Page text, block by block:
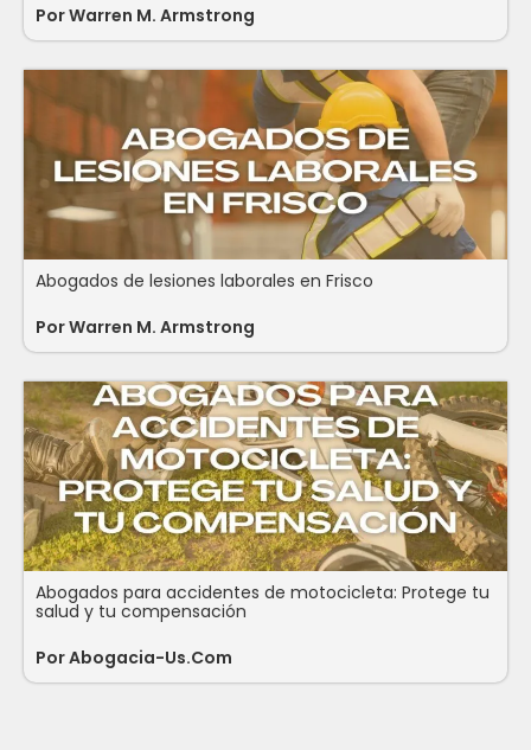
PorWarren M. Armstrong
Abogados de lesiones laborales en Frisco
PorWarren M. Armstrong
Abogados para accidentes de motocicleta: Protege tu
salud y tu compensación
PorAbogacia-Us.com